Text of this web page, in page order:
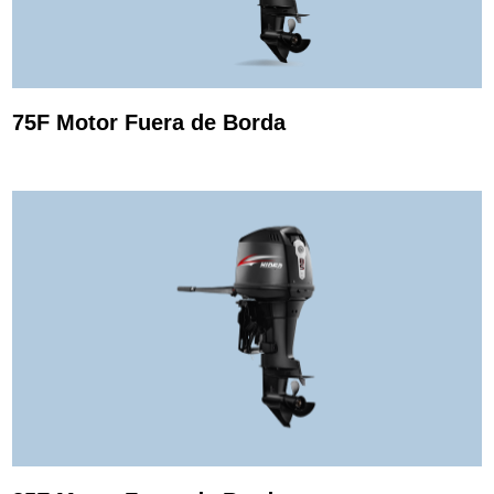
75F Motor Fuera de Borda